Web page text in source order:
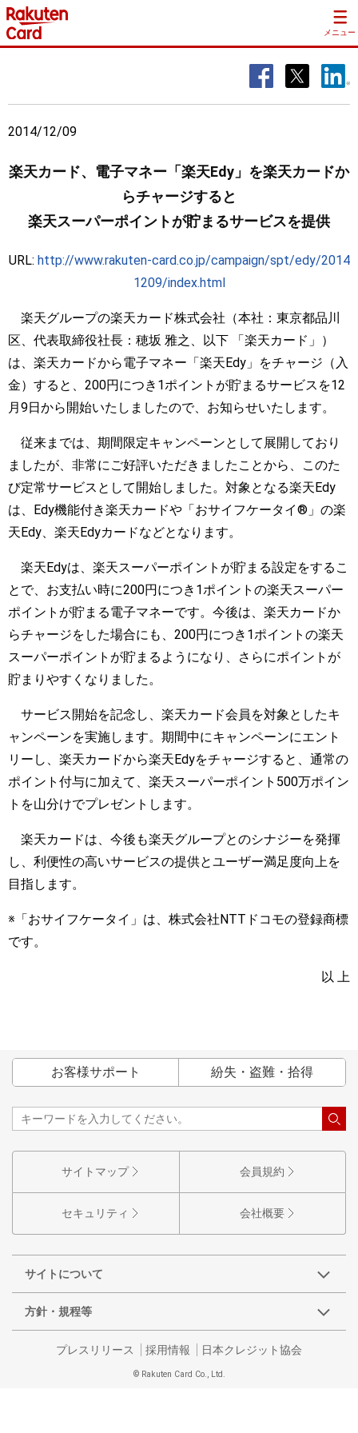
メニュー
2014/12/09
楽天カード、電子マネー「楽天Edy」を楽天カードか
らチャージすると
楽天スーパーポイントが貯まるサービスを提供
URL: http://www.rakuten-card.co.jp/campaign/spt/edy/2014
1209/index.html
楽天グループの楽天カード株式会社（本社：東京都品川
区、代表取締役社長：穂坂 雅之、以下 「楽天カード」）
は、楽天カードから電子マネー「楽天Edy」をチャージ（入
金）すると、200円につき1ポイントが貯まるサービスを12
月9日から開始いたしましたので、お知らせいたします。
従来までは、期間限定キャンペーンとして展開しており
ましたが、非常にご好評いただきましたことから、このた
び定常サービスとして開始しました。対象となる楽天Edy
は、Edy機能付き楽天カードや「おサイフケータイ®」の楽
天Edy、楽天Edyカードなどとなります。
楽天Edyは、楽天スーパーポイントが貯まる設定をするこ
とで、お支払い時に200円につき1ポイントの楽天スーパー
ポイントが貯まる電子マネーです。今後は、楽天カードか
らチャージをした場合にも、200円につき1ポイントの楽天
スーパーポイントが貯まるようになり、さらにポイントが
貯まりやすくなりました。
サービス開始を記念し、楽天カード会員を対象としたキ
ャンペーンを実施します。期間中にキャンペーンにエント
リーし、楽天カードから楽天Edyをチャージすると、通常の
ポイント付与に加えて、楽天スーパーポイント500万ポイン
トを山分けでプレゼントします。
楽天カードは、今後も楽天グループとのシナジーを発揮
し、利便性の高いサービスの提供とユーザー満足度向上を
目指します。
※「おサイフケータイ」は、株式会社NTTドコモの登録商標
です。
以 上
お客様サポート 紛失・盗難・拾得
サイトマップ 会員規約
セキュリティ 会社概要
サイトについて
方針・規程等
プレスリリース 採用情報 日本クレジット協会
© Rakuten Card Co., Ltd.